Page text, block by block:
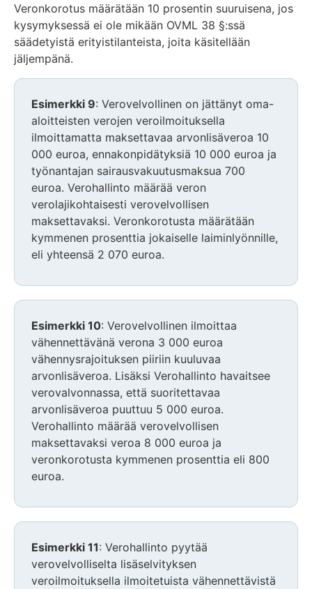
Veronkorotus määrätään 10 prosentin suuruisena, jos
kysymyksessä ei ole mikään OVML 38 §:ssä
säädetyistä erityistilanteista, joita käsitellään
jäljempänä.
Esimerkki 9: Verovelvollinen on jättänyt oma-
aloitteisten verojen veroilmoituksella
ilmoittamatta maksettavaa arvonlisäveroa 10
000 euroa, ennakonpidätyksiä 10 000 euroa ja
työnantajan sairausvakuutusmaksua 700
euroa. Verohallinto määrää veron
verolajikohtaisesti verovelvollisen
maksettavaksi. Veronkorotusta määrätään
kymmenen prosenttia jokaiselle laiminlyönnille,
eli yhteensä 2 070 euroa.
Esimerkki 10: Verovelvollinen ilmoittaa
vähennettävänä verona 3 000 euroa
vähennysrajoituksen piiriin kuuluvaa
arvonlisäveroa. Lisäksi Verohallinto havaitsee
verovalvonnassa, että suoritettavaa
arvonlisäveroa puuttuu 5 000 euroa.
Verohallinto määrää verovelvollisen
maksettavaksi veroa 8 000 euroa ja
veronkorotusta kymmenen prosenttia eli 800
euroa.
Esimerkki 11: Verohallinto pyytää
verovelvolliselta lisäselvityksen
veroilmoituksella ilmoitetuista vähennettävistä